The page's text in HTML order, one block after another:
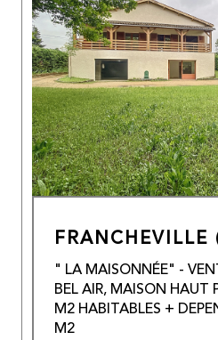
" LA MAISONNÉE" -
BEL AIR, MAISON HAUT
M2 HABITABLES +
M2